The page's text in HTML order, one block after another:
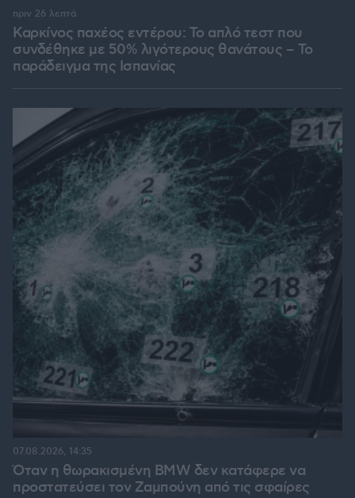
Καρκίνος παχέος εντέρου: Το απλό τεστ που
συνδέθηκε με 50% λιγότερους θανάτους – Το
παράδειγμα της Ισπανίας
πριν 26 λεπτά
Όταν η θωρακισμένη BMW δεν κατάφερε να
προστατεύσει τον Ζαμπούνη από τις σφαίρες
07.08.2026, 14:35